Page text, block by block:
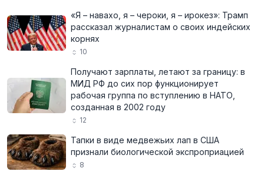
«Я – навахо, я – чероки, я – ирокез»: Трамп
рассказал журналистам о своих индейских
корнях
10
Получают зарплаты, летают за границу: в
МИД РФ до сих пор функционирует
рабочая группа по вступлению в НАТО,
созданная в 2002 году
12
Тапки в виде медвежьих лап в США
признали биологической экспроприацией
8